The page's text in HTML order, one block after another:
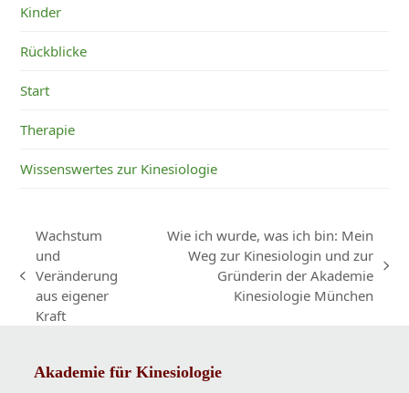
Kinder
Rückblicke
Start
Therapie
Wissenswertes zur Kinesiologie
vorheriger
Beitrag:
Wachstum
und
Veränderung
aus eigener
Kraft
Wie ich wurde, was ich bin: Mein
Weg zur Kinesiologin und zur
Gründerin der Akademie
Kinesiologie München
Akademie für Kinesiologie